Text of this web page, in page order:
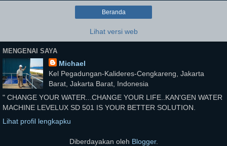
Beranda
Lihat versi web
MENGENAI SAYA
Michael
Kel Pegadungan-Kalideres-Cengkareng, Jakarta
Barat, Jakarta Barat, Indonesia
" CHANGE YOUR WATER...CHANGE YOUR LIFE..KAN'GEN WATER
MACHINE LEVELUX SD 501 IS YOUR BETTER SOLUTION.
Lihat profil lengkapku
Diberdayakan oleh Blogger.